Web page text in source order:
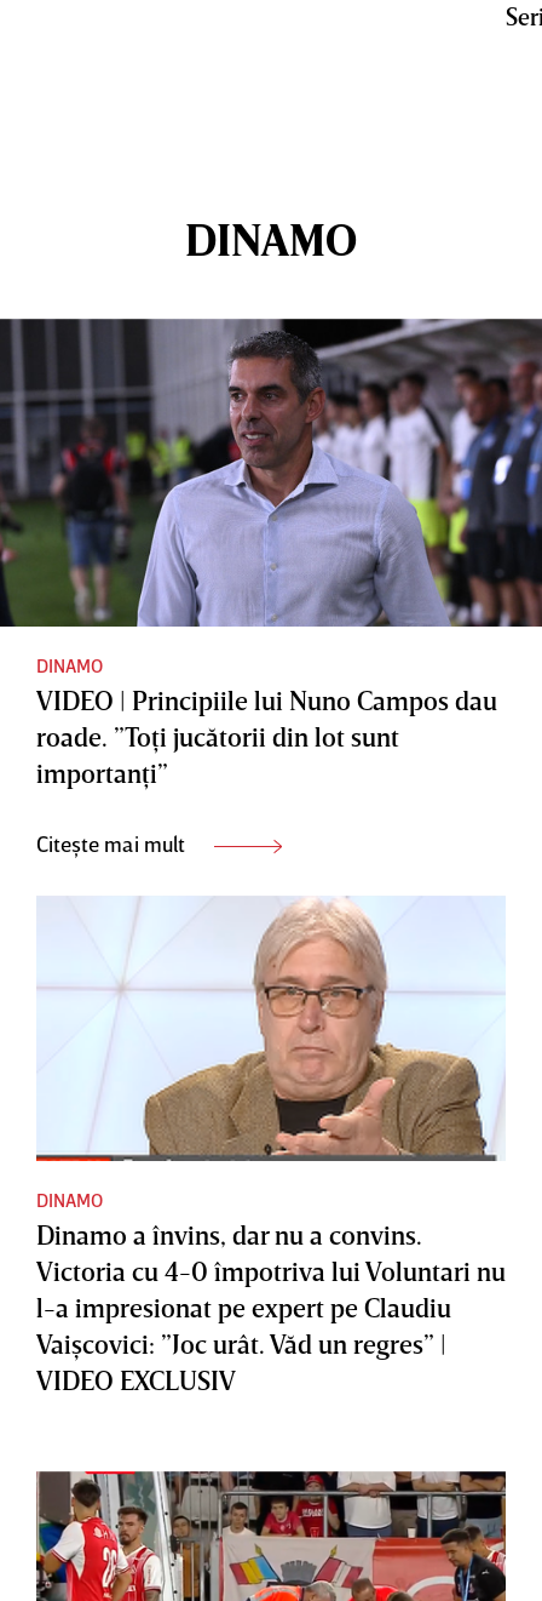
DINAMO
DINAMO
VIDEO | Principiile lui Nuno Campos dau
roade. ”Toţi jucătorii din lot sunt
importanţi”
Citește mai mult
DINAMO
Dinamo a învins, dar nu a convins.
Victoria cu 4-0 împotriva lui Voluntari nu
l-a impresionat pe expert pe Claudiu
Vaişcovici: ”Joc urât. Văd un regres” |
VIDEO EXCLUSIV